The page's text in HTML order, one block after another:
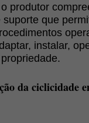
produtor
que
instalar,
da ciclicidade